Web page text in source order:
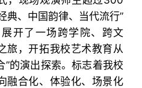
典、中国韵律、当代流行”
开了一场跨学院、跨文
旅，开拓我校艺术教育从
”的演出探索。标志着我校
融合化、体验化、场景化